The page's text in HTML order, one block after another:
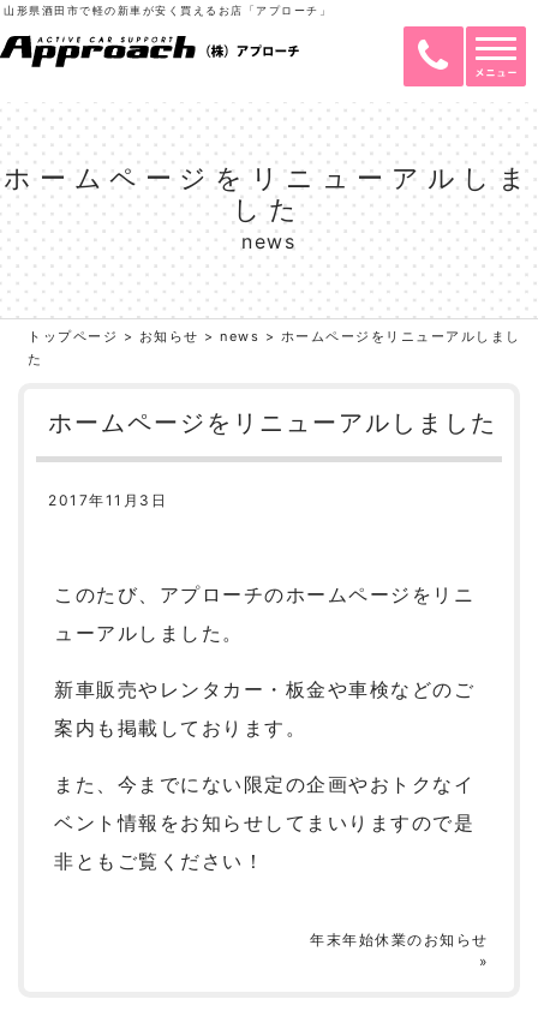
山形県酒田市で軽の新車が安く買えるお店「アプローチ」
ホームページをリニューアルしま
した
news
トップページ > お知らせ >news > ホームページをリニューアルしまし
た
ホームページをリニューアルしました
2017年11月3日
このたび、アプローチのホームページをリニ
ューアルしました。
新車販売やレンタカー・板金や車検などのご
案内も掲載しております。
また、今までにない限定の企画やおトクなイ
ベント情報をお知らせしてまいりますので是
非ともご覧ください！
年末年始休業のお知らせ
»